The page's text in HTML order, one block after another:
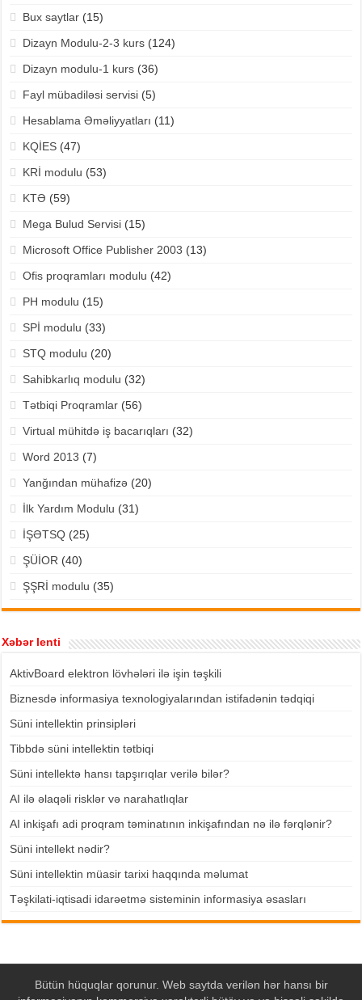
Bux saytlar(15)
Dizayn Modulu-2-3 kurs(124)
Dizayn modulu-1 kurs(36)
Fayl mübadiləsi servisi(5)
Hesablama Əməliyyatları (11)
KQİES(47)
KRİ modulu (53)
KTƏ (59)
Mega Bulud Servisi(15)
Microsoft Office Publisher 2003 (13)
Ofis proqramları modulu (42)
PH modulu (15)
SPİ modulu (33)
STQ modulu (20)
Sahibkarlıq modulu (32)
Tətbiqi Proqramlar(56)
Virtual mühitdə iş bacarıqları (32)
Word 2013 (7)
Yanğından mühafizə(20)
İlk Yardım Modulu (31)
İŞƏTSQ(25)
ŞÜİOR (40)
ŞŞRİ modulu (35)
Xəbər lenti
AktivBoard elektron lövhələri ilə işin təşkili
Biznesdə informasiya texnologiyalarından istifadənin tədqiqi
Süni intellektin prinsipləri
Tibbdə süni intellektin tətbiqi
Süni intellektə hansı tapşırıqlar verilə bilər?
AI ilə əlaqəli risklər və narahatlıqlar
AI inkişafı adi proqram təminatının inkişafından nə ilə fərqlənir?
Süni intellekt nədir?
Süni intellektin müasir tarixi haqqında məlumat
Təşkilati-iqtisadi idarəetmə sisteminin informasiya əsasları
Bütün hüquqlar qorunur. Web saytda verilən hər hansı bir